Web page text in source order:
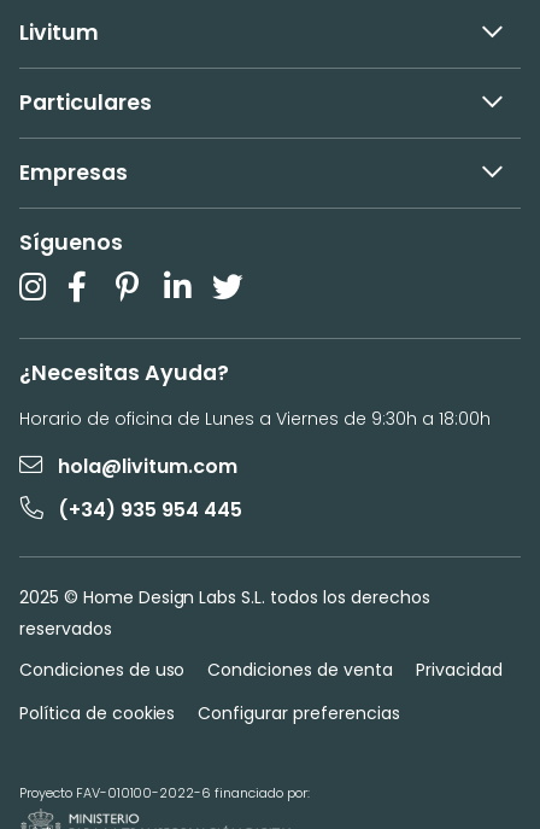
Livitum
Particulares
Empresas
Síguenos
¿Necesitas Ayuda?
Horario de oficina de Lunes a Viernes de 9:30h a 18:00h
hola@livitum.com
(+34) 935 954 445
2025 © Home Design Labs S.L. todos los derechos
reservados
Condiciones de uso
Condiciones de venta
Privacidad
Política de cookies
Configurar preferencias
Proyecto FAV-010100-2022-6 financiado por: